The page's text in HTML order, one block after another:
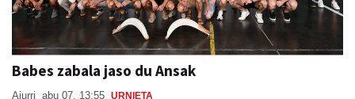
Babes zabala jaso du Ansak
Aiurri abu 07, 13:55 URNIETA